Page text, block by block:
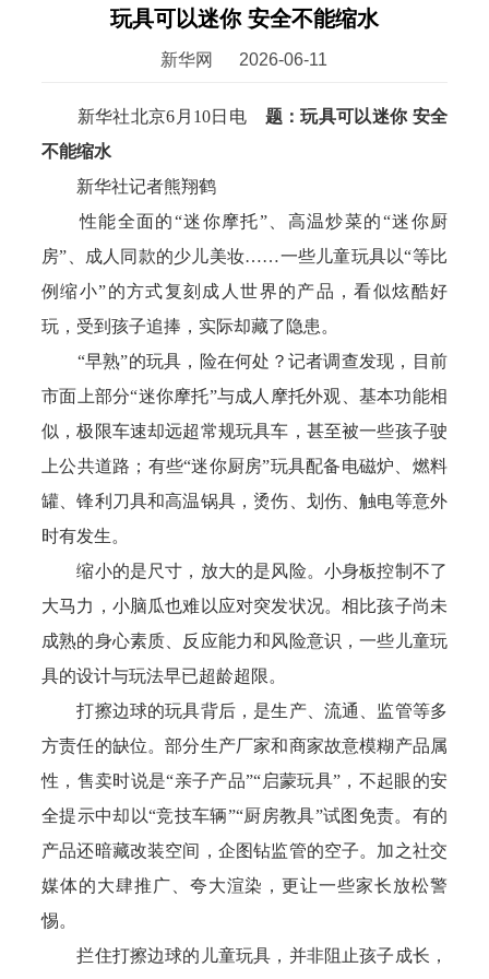
玩具可以迷你 安全不能缩水
新华网 2026-06-11
新华社北京6月10日电 题：玩具可以迷你 安全
不能缩水
新华社记者熊翔鹤
性能全面的“迷你摩托”、高温炒菜的“迷你厨
房”、成人同款的少儿美妆……一些儿童玩具以“等比
例缩小”的方式复刻成人世界的产品，看似炫酷好
玩，受到孩子追捧，实际却藏了隐患。
“早熟”的玩具，险在何处？记者调查发现，目前
市面上部分“迷你摩托”与成人摩托外观、基本功能相
似，极限车速却远超常规玩具车，甚至被一些孩子驶
上公共道路；有些“迷你厨房”玩具配备电磁炉、燃料
罐、锋利刀具和高温锅具，烫伤、划伤、触电等意外
时有发生。
缩小的是尺寸，放大的是风险。小身板控制不了
大马力，小脑瓜也难以应对突发状况。相比孩子尚未
成熟的身心素质、反应能力和风险意识，一些儿童玩
具的设计与玩法早已超龄超限。
打擦边球的玩具背后，是生产、流通、监管等多
方责任的缺位。部分生产厂家和商家故意模糊产品属
性，售卖时说是“亲子产品”“启蒙玩具”，不起眼的安
全提示中却以“竞技车辆”“厨房教具”试图免责。有的
产品还暗藏改装空间，企图钻监管的空子。加之社交
媒体的大肆推广、夸大渲染，更让一些家长放松警
惕。
拦住打擦边球的儿童玩具，并非阻止孩子成长，